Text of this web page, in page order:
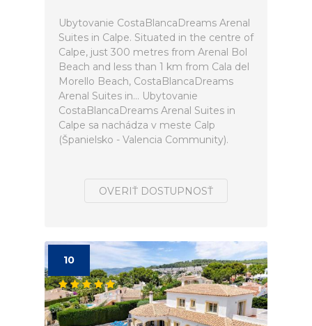
Ubytovanie CostaBlancaDreams Arenal
Suites in Calpe. Situated in the centre of
Calpe, just 300 metres from Arenal Bol
Beach and less than 1 km from Cala del
Morello Beach, CostaBlancaDreams
Arenal Suites in... Ubytovanie
CostaBlancaDreams Arenal Suites in
Calpe sa nachádza v meste Calp
(Španielsko - Valencia Community).
OVERIŤ DOSTUPNOSŤ
10